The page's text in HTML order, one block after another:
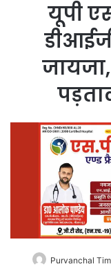
यूपी
Purvanchal